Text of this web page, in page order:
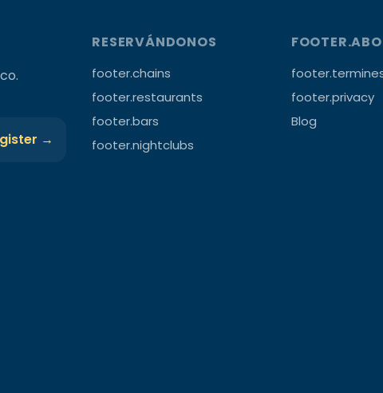
→
RESERVÁNDONOS
footer.chains
footer.restaurants
footer.bars
footer.nightclubs
footer.privacy
Blog